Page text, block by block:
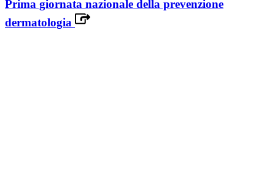
Prima giornata nazionale della prevenzione
dermatologia